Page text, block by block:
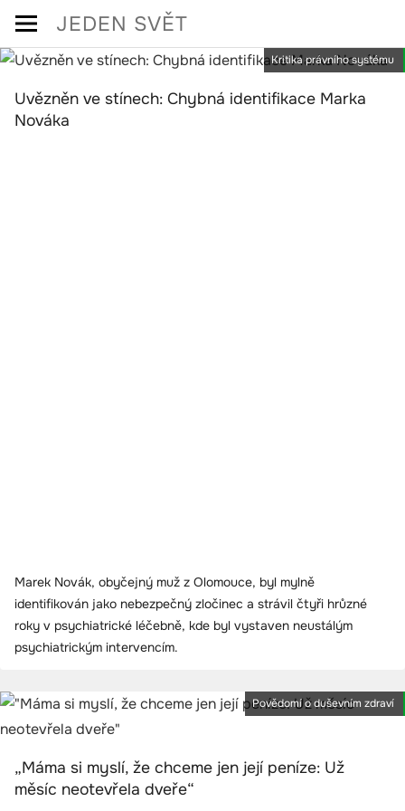
Skip
content
JEDEN SVĚT
Kritika právního systému
Uvězněn ve stínech: Chybná identifikace Marka
Nováka
Marek Novák, obyčejný muž z Olomouce, byl mylně
identifikován jako nebezpečný zločinec a strávil čtyři hrůzné
roky v psychiatrické léčebně, kde byl vystaven neustálým
psychiatrickým intervencím.
Povědomí o duševním zdraví
„Máma si myslí, že chceme jen její peníze: Už
měsíc neotevřela dveře“